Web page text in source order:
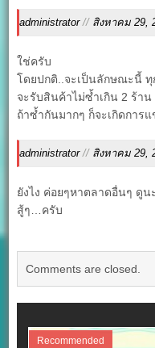
administrator// สิงหาคม 29,
ใช่ครับ
โดยปกติ..จะเป็นลักษณะนี้
จะรับสินค้าไม่ซ้ำเกิน 2 ร้าน
ถ้าซ้ำกันมากๆ ก็จะเกิดการ
administrator// สิงหาคม 29,
ยังไง ค่อยๆหาตลาดอื่นๆ ดูน
สู้ๆ…ครับ
Comments are closed.
Recommended